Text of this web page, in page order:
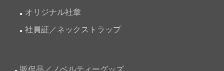
オリジナル社章
社員証／ネックストラップ